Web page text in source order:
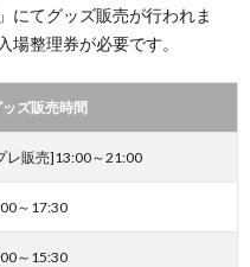
にてグッズ販売が行われま
整理券が必要です。
ッズ販売時間
レ販売]13:00～21:00
～17:30
～15:30